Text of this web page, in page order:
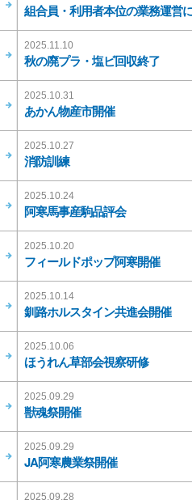
組合員・利用者本位の業務運営
2025.11.10
秋の廃プラ・塩ビ回収終了
2025.10.31
あかん物産市開催
2025.10.27
消防訓練
2025.10.24
阿寒馬事産駒品評会
2025.10.20
フィールドポップ阿寒開催
2025.10.14
釧路ホルスタイン共進会開催
2025.10.06
ほうれん草部会視察研修
2025.09.29
獣魂祭開催
2025.09.29
JA阿寒農業祭開催
2025.09.28